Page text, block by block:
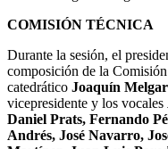
COMISIÓN TÉCNICA
Durante la sesión, el
composición de la
catedrático Joaquín
vicepresidente y los vocales
Daniel Prats, Fernando
Andrés, José Navarro,